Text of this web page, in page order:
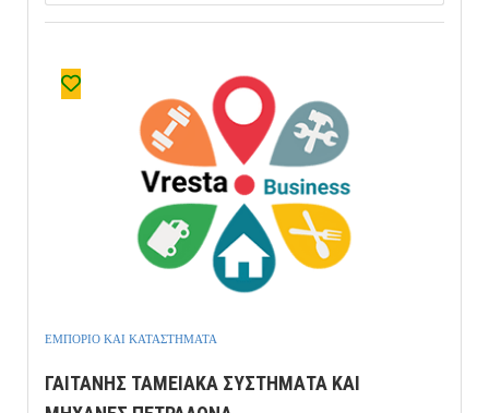
ΕΜΠΟΡΙΟ ΚΑΙ ΚΑΤΑΣΤΗΜΑΤΑ
ΓΑΙΤΑΝΗΣ ΤΑΜΕΙΑΚΑ ΣΥΣΤΗΜΑΤΑ ΚΑΙ